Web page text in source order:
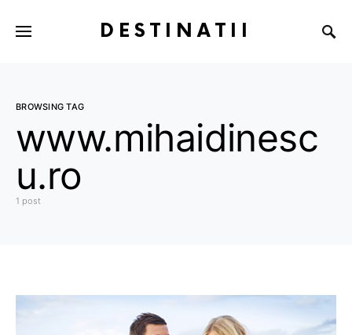
DESTINATII
BROWSING TAG
www.mihaidinesc
u.ro
1 post